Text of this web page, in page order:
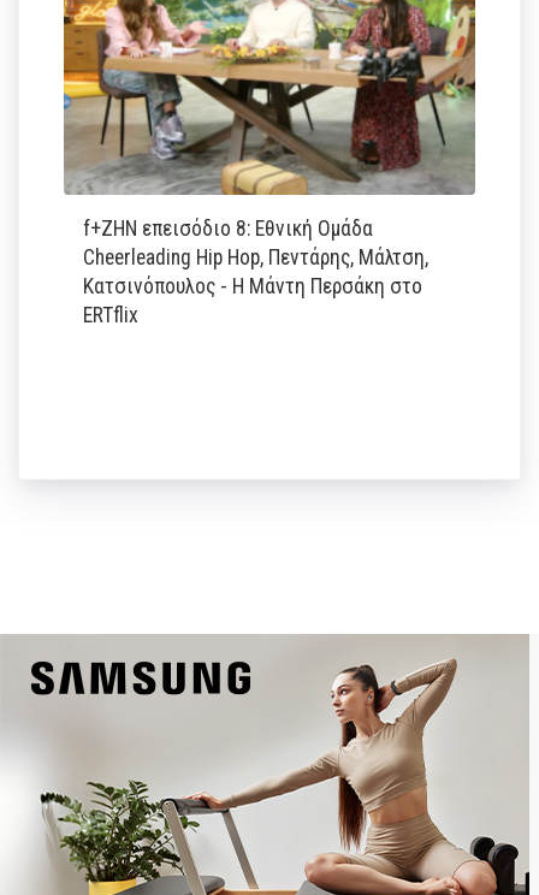
f+ΖΗΝ επεισόδιο 8: Εθνική Ομάδα
Cheerleading Hip Hop, Πεντάρης, Μάλτση,
Κατσινόπουλος - Η Μάντη Περσάκη στο
ERTflix